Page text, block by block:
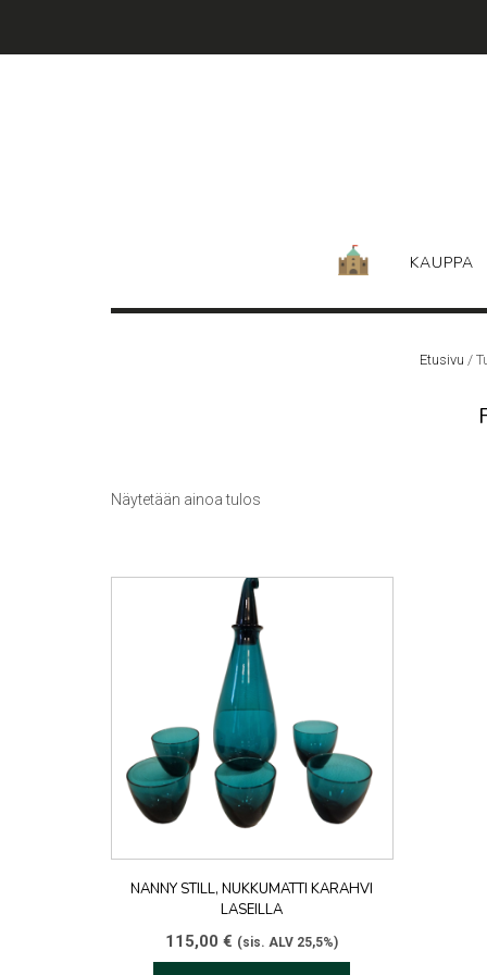
content
KAUPPA
Etusivu /
Näytetään ainoa tulos
NANNY STILL, NUKKUMATTI KARAHVI
LASEILLA
115,00€ (sis. ALV 25,5%)